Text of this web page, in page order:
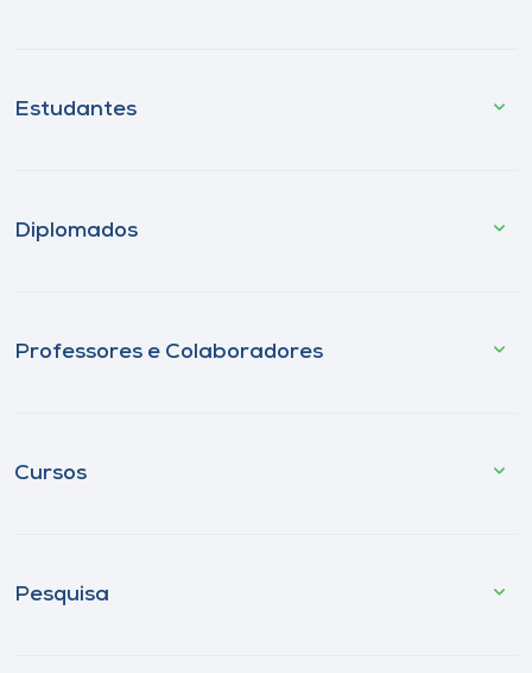
Estudantes
Diplomados
Professores e Colaboradores
Cursos
Pesquisa